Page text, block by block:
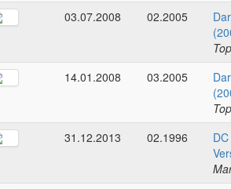
03.07.2008
02.2005
14.01.2008
03.2005
31.12.2013
02.1996